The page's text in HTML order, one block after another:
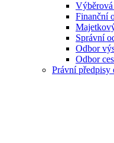
Finanční
Správní
Odbor
Odbor
Právní předpisy